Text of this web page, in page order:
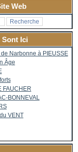
Web
Sont Ici
Narbonne à PIEUSSE
Âge
FAUCHER
BONNEVAL
VENT